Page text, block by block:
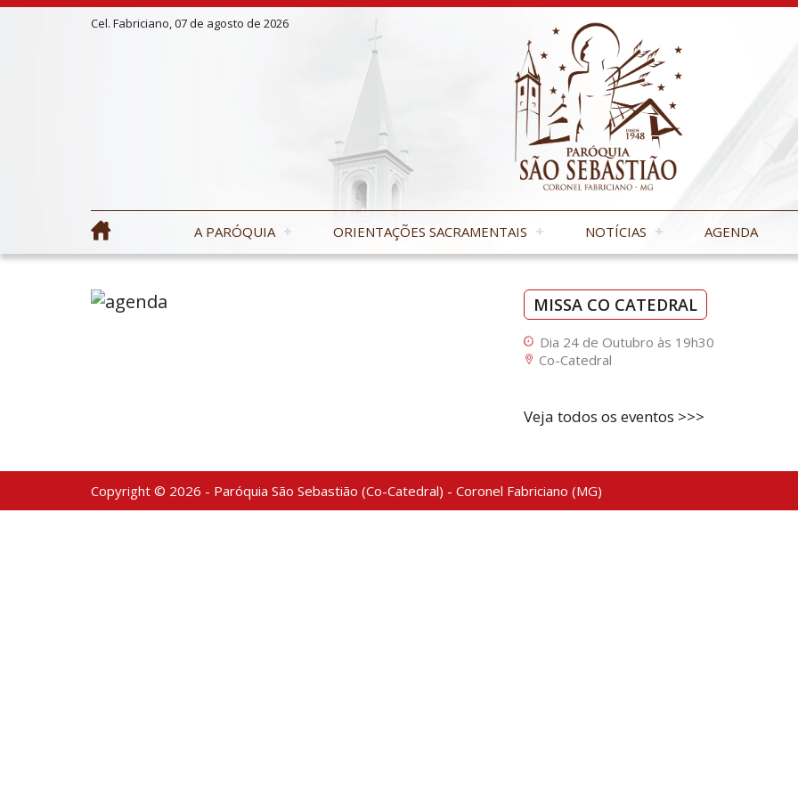
Cel. Fabriciano, 07 de agosto de 2026
A PARÓQUIA ORIENTAÇÕES SACRAMENTAIS NOTÍCIAS AGENDA
MISSA CO CATEDRAL
Dia 24 de Outubro às 19h30
Co-Catedral
Veja todos os eventos >>>
Copyright © 2026 - Paróquia São Sebastião (Co-Catedral) - Coronel Fabriciano (MG)